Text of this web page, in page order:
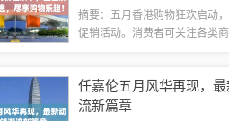
摘要：五月香港购物狂欢启动
促销活动。消费者可关注各类商
月购物节五月，香港一年一度
任嘉伦五月风华再现，
流新篇章